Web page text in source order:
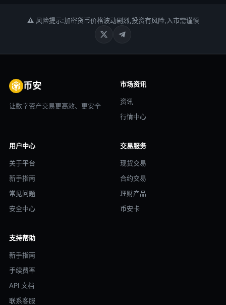
⚠ 风险提示:加密货币价格波动剧烈,投资有风险,入市需谨慎
币安
让数字资产交易更高效、更安全
市场资讯
资讯
行情中心
用户中心
关于平台
新手指南
常见问题
安全中心
交易服务
现货交易
合约交易
理财产品
币安卡
支持帮助
新手指南
手续费率
API 文档
联系客服